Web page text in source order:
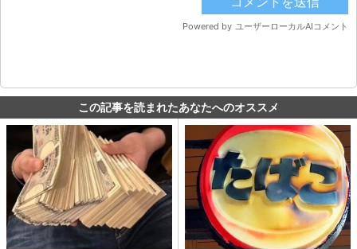
この記事を読まれたあなたへのオススメ